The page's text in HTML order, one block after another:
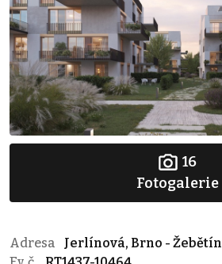
16
Fotogalerie
Adresa
Jerlínová, Brno - Žebětín